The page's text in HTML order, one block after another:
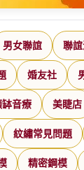
男女聯誼 聯
婚友社
缽音療 美睫店
紋繡常見問題
精密鋼模